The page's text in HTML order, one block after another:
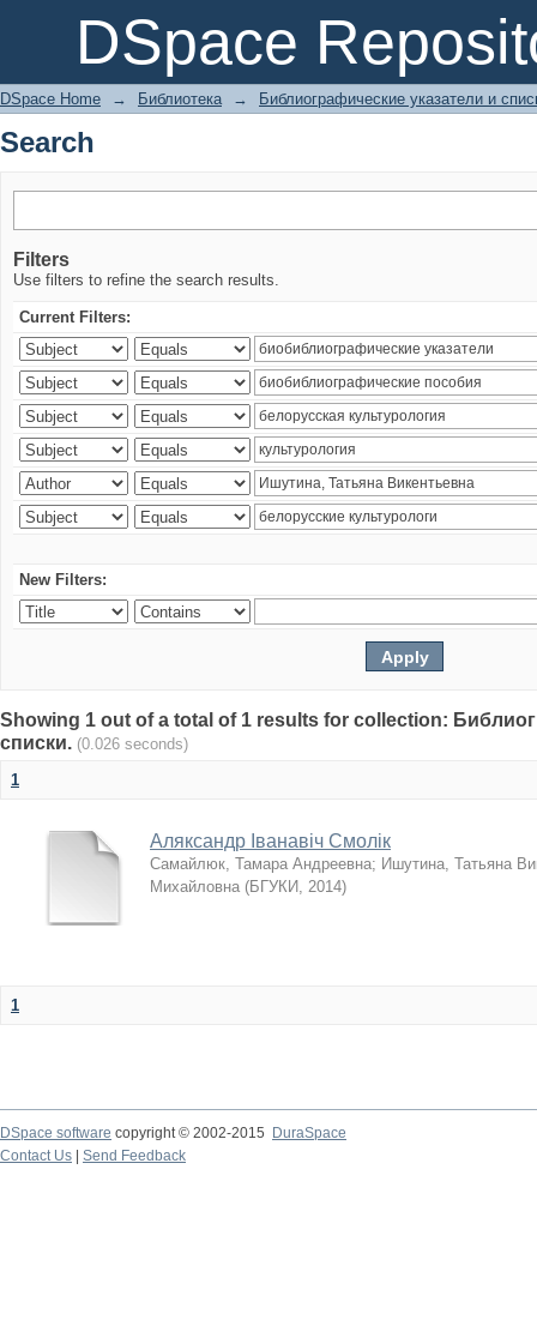
DSpace
Search
DSpace Home → Библиотека → Библиографические указатели и
Search
Filters
Use filters to refine the search results.
Current Filters:
New Filters:
Showing 1 out of a total of 1 results for collection:
списки. (0.026 seconds)
1
Аляксандр Іванавіч Смолік
Самайлюк, Тамара Андреевна; Ишутина, Татьяна
Михайловна (БГУКИ, 2014)
1
DSpace software copyright © 2002-2015
DuraSpace
Contact Us
Send Feedback